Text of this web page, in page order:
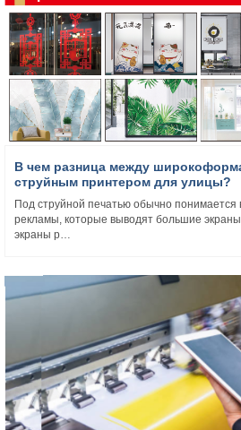
В чем разница между
струйным принтером для улицы?
Под струйной печатью обычно
рекламы, которые выводят большие
экраны р…